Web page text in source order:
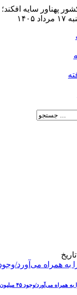
میلیون نفر برده مدرن در اروپا